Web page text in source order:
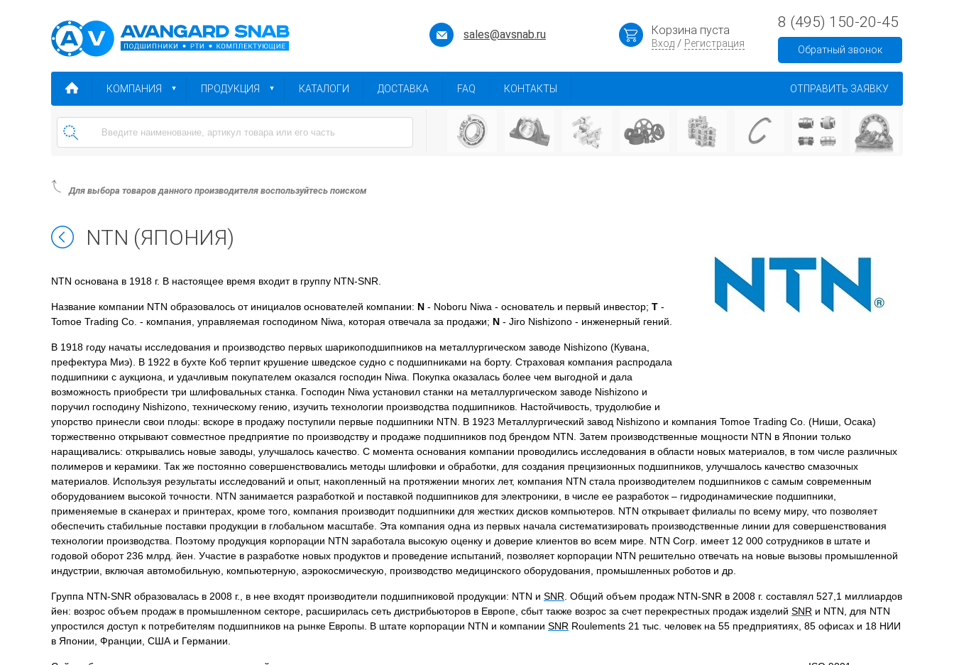
sales@avsnab.ru Корзина пуста
Вход / Регистрация
8 (495) 150-20-45
Обратный звонок
КОМПАНИЯ ПРОДУКЦИЯ КАТАЛОГИ ДОСТАВКА FAQ КОНТАКТЫ ОТПРАВИТЬ ЗАЯВКУ
Для выбора товаров данного производителя воспользуйтесь поиском
NTN (ЯПОНИЯ)
NTN основана в 1918 г. В настоящее время входит в группу NTN-SNR.
Название компании NTN образовалось от инициалов основателей компании: N - Noboru Niwa - основатель и первый инвестор; T -
Tomoe Trading Co. - компания, управляемая господином Niwa, которая отвечала за продажи; N - Jiro Nishizono - инженерный гений.
В 1918 году начаты исследования и производство первых шарикоподшипников на металлургическом заводе Nishizono (Кувана,
префектура Миэ).
В 1922 в бухте Коб терпит крушение шведское судно с подшипниками на борту. Страховая компания распродала
подшипники с аукциона, и удачливым покупателем оказался господин Niwa. Покупка оказалась более чем выгодной и дала
возможность приобрести три шлифовальных станка. Господин Niwa установил станки на металлургическом заводе Nishizono и
поручил господину Nishizono, техническому гению, изучить технологии производства подшипников. Настойчивость, трудолюбие и
упорство принесли свои плоды: вскоре в продажу поступили первые подшипники NTN. В 1923 Металлургический завод Nishizono и компания Tomoe Trading Co. (Ниши, Осака)
торжественно открывают совместное предприятие по производству и продаже подшипников под брендом NTN. Затем производственные мощности NTN в Японии только
наращивались: открывались новые заводы, улучшалось качество. С момента основания компании проводились исследования в области новых материалов, в том числе различных
полимеров и керамики. Так же постоянно совершенствовались методы шлифовки и обработки, для создания прецизионных подшипников, улучшалось качество смазочных
материалов. Используя результаты исследований и опыт, накопленный на протяжении многих лет, компания NTN стала производителем подшипников с самым современным
оборудованием высокой точности. NTN занимается разработкой и поставкой подшипников для электроники, в числе ее разработок – гидродинамические подшипники,
применяемые в сканерах и принтерах, кроме того, компания производит подшипники для жестких дисков компьютеров. NTN открывает филиалы по всему миру, что позволяет
обеспечить стабильные поставки продукции в глобальном масштабе. Эта компания одна из первых начала систематизировать производственные линии для совершенствования
технологии производства. Поэтому продукция корпорации NTN заработала высокую оценку и доверие клиентов во всем мире. NTN Corp. имеет 12 000 сотрудников в штате и
годовой оборот 236 млрд. йен. Участие в разработке новых продуктов и проведение испытаний, позволяет корпорации NTN решительно отвечать на новые вызовы промышленной
индустрии, включая автомобильную, компьютерную, аэрокосмическую, производство медицинского оборудования, промышленных роботов и др.
Группа NTN-SNR образовалась в 2008 г., в нее входят производители подшипниковой продукции: NTN и SNR . Общий объем продаж NTN-SNR в 2008 г. составлял 527,1 миллиардов
йен: возрос объем продаж в промышленном секторе, расширилась сеть дистрибьюторов в Европе, сбыт также возрос за счет перекрестных продаж изделий SNR и NTN, для NTN
упростился доступ к потребителям подшипников на рынке Европы. В штате корпорации NTN и компании SNR Roulements 21 тыс. человек на 55 предприятиях, 85 офисах и 18 НИИ
в Японии, Франции, США и Германии.